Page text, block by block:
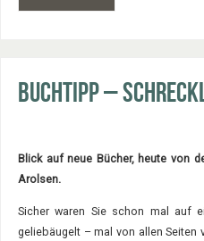
Buchtipp –
Blick auf neue Bücher, heute von
Arolsen.
Sicher waren Sie schon mal auf
geliebäugelt – mal von allen Seiten